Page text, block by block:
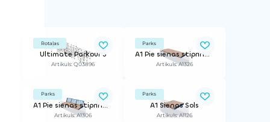
Rotaļas
Ultimate Parkour 3
Artikuls: Q03896
Parks
A1 Pie sienas stiprināms sols
Artikuls: A1326
Parks
A1 Pie sienas stiprināms sols
Artikuls: A1306
Parks
A1 Sienas Sols
Artikuls: A1126